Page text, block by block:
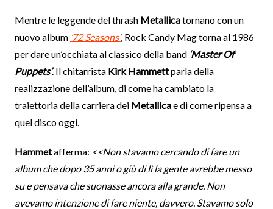
Mentre le leggende del thrash Metallicatornano con un
nuovo album ’72 Seasons’, Rock Candy Mag torna al 1986
per dare un’occhiata al classico della band ‘Master Of
Puppets’. Il chitarrista Kirk Hammettparla della
realizzazione dell’album, di come ha cambiato la
traiettoria della carriera dei Metallicae di come ripensa a
quel disco oggi.
Hammetafferma: <<Non stavamo cercando di fare un
album che dopo 35 anni o giù di lì la gente avrebbe messo
su e pensava che suonasse ancora alla grande. Non
avevamo intenzione di fare niente, davvero. Stavamo solo